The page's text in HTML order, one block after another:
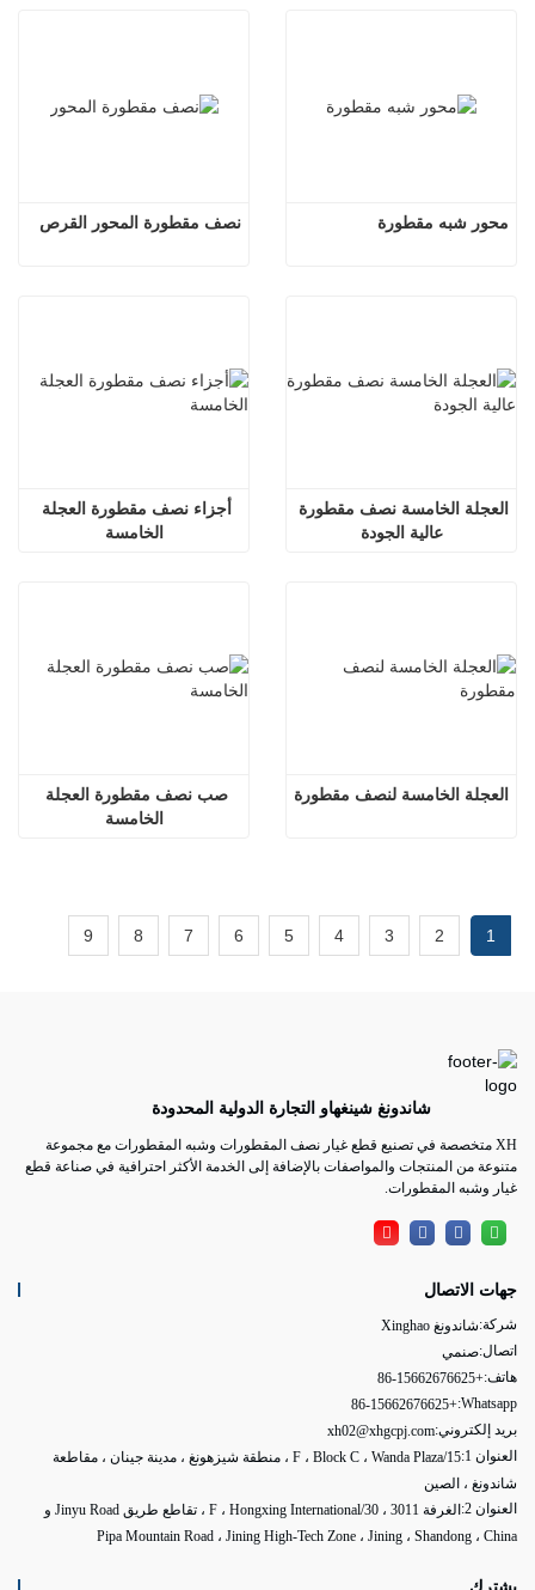
نصف مقطورة المحور القرص محور شبه مقطورة
الخامسة
عالية الجودة
الخامسة
العجلة الخامسة لنصف مقطورة
1
2
3
4
5
6
7
8
9
شاندونغ شينغهاو التجارة الدولية المحدودة
XH متخصصة في تصنيع قطع غيار نصف المقطورات وشبه المقطورات مع مجموعة
متنوعة من المنتجات والمواصفات بالإضافة إلى الخدمة الأكثر احترافية في صناعة قطع
غيار وشبه المقطورات.
جهات الاتصال
شركة:شاندونغ Xinghao
اتصال:صنمي
هاتف:+86-15662676625
Whatsapp:
+86-15662676625
بريد إلكتروني:xh02@xhgcpj.com
العنوان 1:
15/F ، Block C ، Wanda Plaza ، منطقة شيزهونغ ، مدينة جينان ، مقاطعة
شاندونغ ، الصين
العنوان 2:
الغرفة 3011 ، 30/F ، Hongxing International ، تقاطع طريق Jinyu Road و
Pipa Mountain Road ، Jining High-Tech Zone ، Jining ، Shandong ، China
يشترك